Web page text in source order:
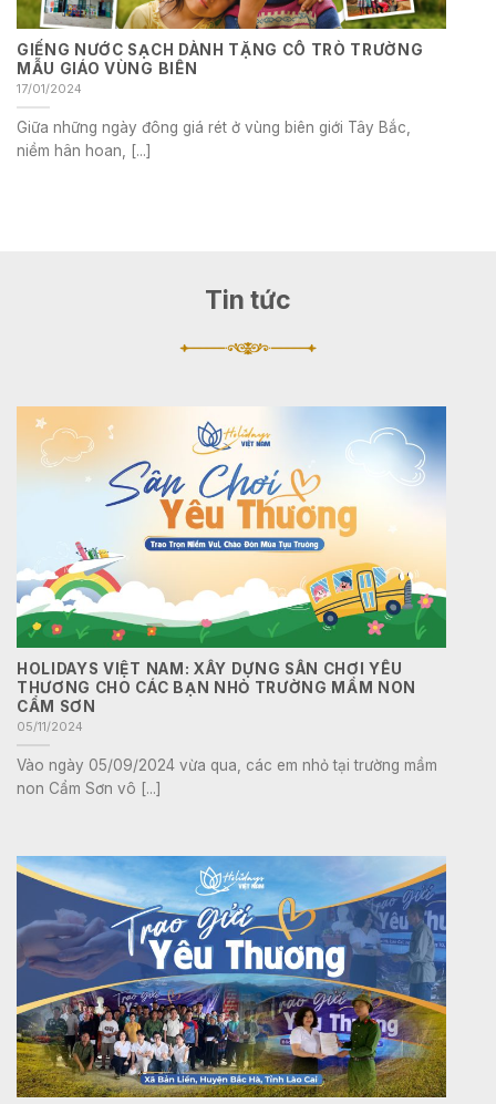
GIẾNG NƯỚC SẠCH DÀNH TẶNG CÔ TRÒ TRƯỜNG
MẪU GIÁO VÙNG BIÊN
17/01/2024
Giữa những ngày đông giá rét ở vùng biên giới Tây Bắc,
niềm hân hoan, [...]
Tin tức
HOLIDAYS VIỆT NAM: XÂY DỰNG SÂN CHƠI YÊU
THƯƠNG CHO CÁC BẠN NHỎ TRƯỜNG MẦM NON
CẨM SƠN
05/11/2024
Vào ngày 05/09/2024 vừa qua, các em nhỏ tại trường mầm
non Cẩm Sơn vô [...]